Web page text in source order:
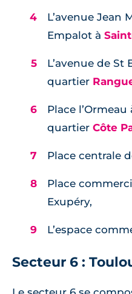
L’avenue Jean
Empalot à
L’avenue de St
quartier
Place l’Ormeau
quartier Côte
Place centrale
Place
Exupéry,
L’espace
Secteur 6 :